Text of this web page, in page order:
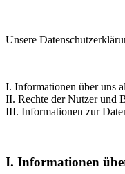
Unsere
I. Informationen über uns
II. Rechte der Nutzer und
III. Informationen zur
I. Informationen